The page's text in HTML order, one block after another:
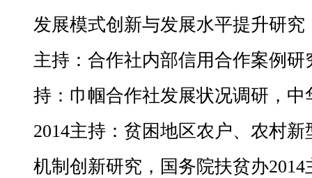
发展模式创新与发展水平提升研究
主持：合作社内部信用合作案例研
持：巾帼合作社发展状况调研，中
2014主持：贫困地区农户、农村
机制创新研究，国务院扶贫办